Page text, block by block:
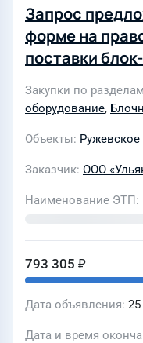
Запрос
форме на
поставки
Закупки по разделам
оборудование,
Объекты
Заказчик ООО
Наименование ЭТП
793 305 ₽
Дата объявления
Дата и время